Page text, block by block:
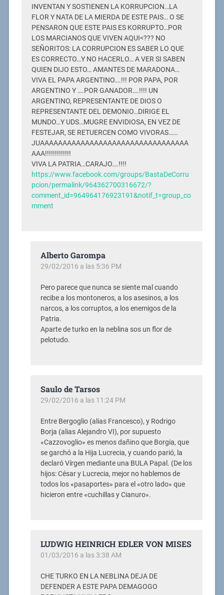
INVENTAN Y SOSTIENEN LA KORRUPCION…LA
FLOR Y NATA DE LA MIERDA DE ESTE PAIS… O SE
PENSARON QUE ESTE PAIS ES KORRUPTO…POR
LOS MARCIANOS QUE VIVEN AQUI<??? NO
SEÑORITOS: LA CORRUPCION ES SABER LO QUE
ES CORRECTO…Y NO HACERLO… A VER SI SABEN
QUIEN DIJO ESTO… AMANTES DE MARADONA…
VIVA EL PAPA ARGENTINO….!!! POR PAPA, POR
ARGENTINO Y ….POR GANADOR….!!!! UN
ARGENTINO, REPRESENTANTE DE DIOS O
REPRESENTANTE DEL DEMONIO…DIRIGE EL
MUNDO…Y UDS…MUGRE ENVIDIOSA, EN VEZ DE
FESTEJAR, SE RETUERCEN COMO VIVORAS……
JUAAAAAAAAAAAAAAAAAAAAAAAAAAAAAAAAA
AAA!!!!!!!!!!!!!
VIVA LA PATRIA…CARAJO….!!!!
https://www.facebook.com/groups/BastaDeCorru
pcion/permalink/964362700316672/?
comment_id=964964176923191&notif_t=group_co
mment
Alberto Garompa
29/02/2016 a las 5:36 PM
Pero parece que nunca se siente mal cuando
recibe a los montoneros, a los asesinos, a los
narcos, a los corruptos, a los enemigos de la
Patria.
Aparte de turko en la neblina sos un flor de
pelotudo.
Saulo de Tarsos
29/02/2016 a las 11:24 PM
Entre Bergoglio (alias Francesco), y Rodrigo
Borja (alias Alejandro VI), por supuesto
«Cazzovoglio» es menos dañino que Borgia, que
se garchó a la Hija Lucrecia, y cuando parió, la
declaró Vírgen mediante una BULA Papal. (De los
hijos: César y Lucrecia, mejor no hablemos de
todos los «pasaportes» para el «otro lado» que
hicieron entre «cuchillas y Cianuro».
LUDWIG HEINRICH EDLER VON MISES
01/03/2016 a las 3:38 AM
CHE TURKO EN LA NEBLINA DEJA DE
DEFENDER A ESTE PAPA DEMAGOGO